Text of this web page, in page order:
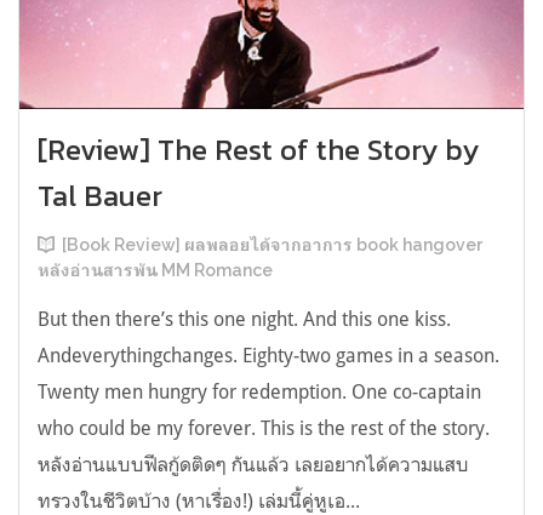
[Review] The Rest of the Story by
Tal Bauer
[Book Review] ผลพลอยได้จากอาการ book hangover
หลังอ่านสารพัน MM Romance
But then there’s this one night. And this one kiss.
Andeverythingchanges. Eighty-two games in a season.
Twenty men hungry for redemption. One co-captain
who could be my forever. This is the rest of the story.
หลังอ่านแบบฟีลกู้ดติดๆ กันแล้ว เลยอยากได้ความแสบ
ทรวงในชีวิตบ้าง (หาเรื่อง!) เล่มนี้คู่หูเอ...